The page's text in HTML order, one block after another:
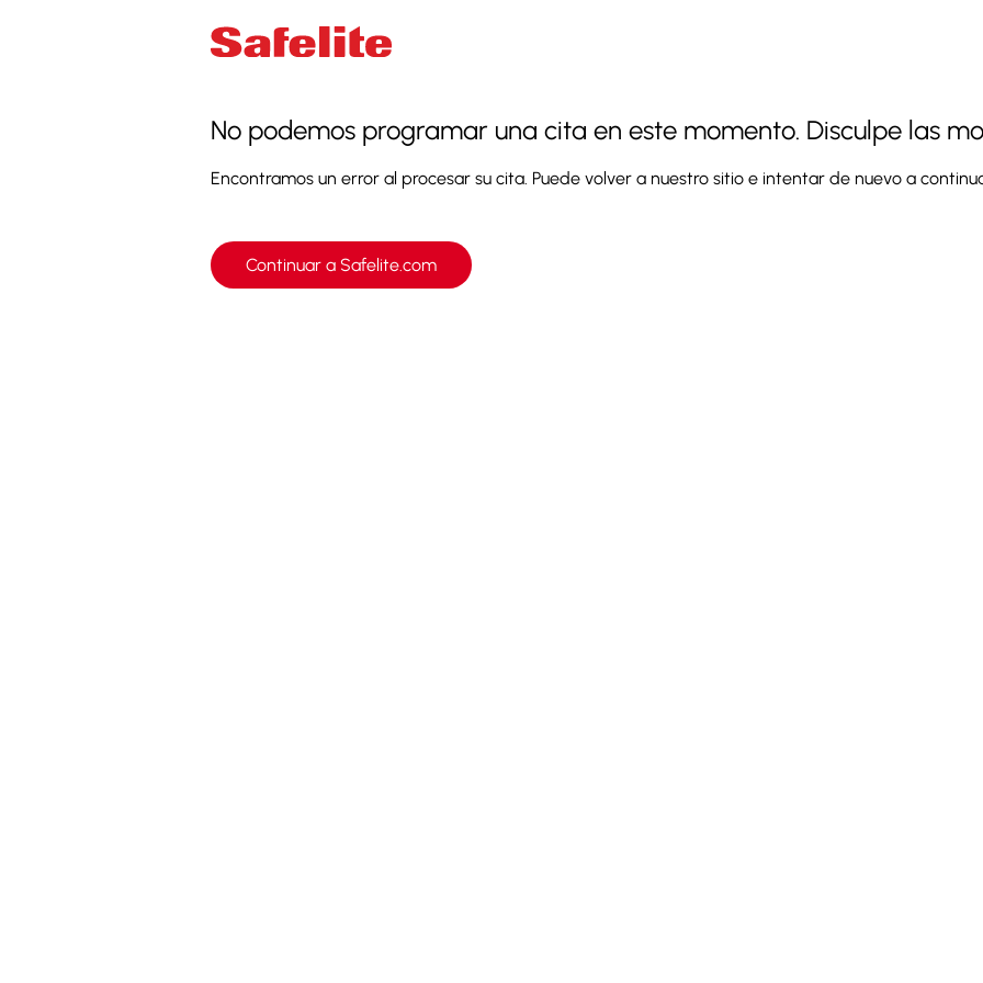
No podemos programar una cita en este momento. Disculpe las
Encontramos un error al procesar su cita. Puede volver a nuestro sitio e intentar de nuevo a
Continuar a Safelite.com